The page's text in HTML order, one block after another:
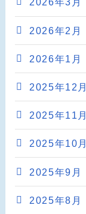
2026年2月
2026年1月
2025年12月
2025年11月
2025年10月
2025年9月
2025年8月